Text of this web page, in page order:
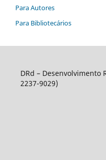
Para Autores
Para Bibliotecários
DRd – Desenvolvimento
2237-9029)